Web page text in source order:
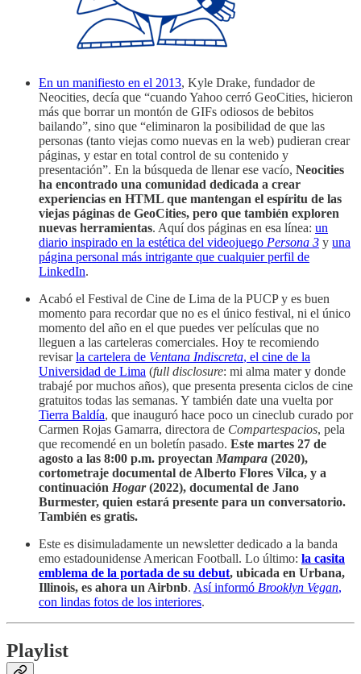
En un manifiesto en el 2013, Kyle Drake, fundador de
Neocities, decía que “cuando Yahoo cerró GeoCities, hicieron
más que borrar un montón de GIFs odiosos de bebitos
bailando”, sino que “eliminaron la posibilidad de que las
personas (tanto viejas como nuevas en la web) pudieran crear
páginas, y estar en total control de su contenido y
presentación”. En la búsqueda de llenar ese vacío, Neocities
ha encontrado una comunidad dedicada a crear
experiencias en HTML que mantengan el espíritu de las
viejas páginas de GeoCities, pero que también exploren
nuevas herramientas. Aquí dos páginas en esa línea: un
diario inspirado en la estética del videojuego Persona 3 y una
página personal más intrigante que cualquier perfil de
LinkedIn.
Acabó el Festival de Cine de Lima de la PUCP y es buen
momento para recordar que no es el único festival, ni el único
momento del año en el que puedes ver películas que no
lleguen a las carteleras comerciales. Hoy te recomiendo
revisarla cartelera de Ventana Indiscreta, el cine de la
Universidad de Lima (full disclosure: mi alma mater y donde
trabajé por muchos años), que presenta presenta ciclos de cine
gratuitos todas las semanas. Y también date una vuelta por
Tierra Baldía, que inauguró hace poco un cineclub curado por
Carmen Rojas Gamarra, directora de Compartespacios, pela
que recomendé en un boletín pasado. Este martes 27 de
agosto a las 8:00 p.m. proyectan Mampara (2020),
cortometraje documental de Alberto Flores Vilca, y a
continuación Hogar(2022), documental de Jano
Burmester, quien estará presente para un conversatorio.
También es gratis.
Este es disimuladamente un newsletter dedicado a la banda
emo estadounidense American Football. Lo último: la casita
emblema de la portada de su debut, ubicada en Urbana,
Illinois, es ahora un Airbnb. Así informó Brooklyn Vegan,
con lindas fotos de los interiores.
Playlist